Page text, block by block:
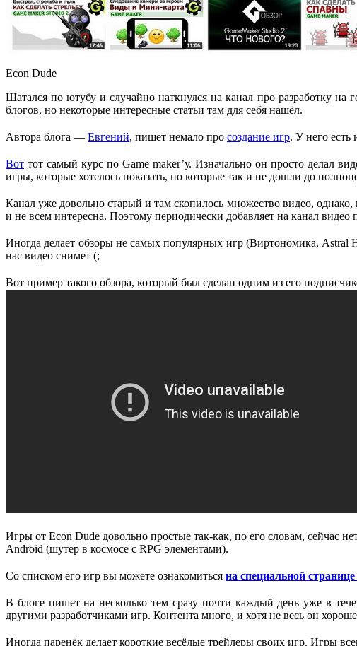
Econ Dude
Шатался по ютубу и случайно наткнулся на канал про разработку
блогов, но некоторые интересные статьи там для себя нашёл.
Автора блога — Евгений, пишет немало про создание игр. У него есть
Вот тот самый курс по Game maker’у. Изначально он просто делал
игры, которые хотелось показать, но которые так и не дошли до
Канал уже довольно старый и там скопилось множество видео,
и не всем интересна. Поэтому периодически добавляет на канал
Иногда делает обзоры не самых популярных игр (Виртономика, Astral
нас видео снимет (;
Вот пример такого обзора, который был сделан одним из его
Игры от Econ Dude довольно простые так-как, по его словам, сейчас
Android (шутер в космосе с RPG элементами).
Со списком его игр вы можете ознакомиться на специальной странице
В блоге пишет на несколько тем сразу почти каждый день уже в
другими разработчиками игр. Контента много, и хотя не весь он
Иногда паренёк делает короткие весёлые трейлеры своих игр. Игры